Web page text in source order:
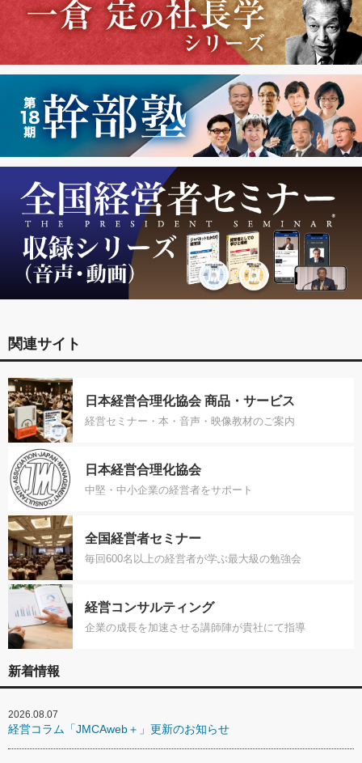
関連サイト
日本経営合理化協会 商品・サービス
経営セミナー・本・音声・映像教材のご案内
日本経営合理化協会
中堅・中小企業の経営者をサポート
全国経営者セミナー
毎回600名以上の経営者が学ぶ最大級の勉強会
経営コンサルティング
企業の成長を加速させる講師陣が貴社にて指導
新着情報
2026.08.07
経営コラム「JMCAweb＋」更新のお知らせ